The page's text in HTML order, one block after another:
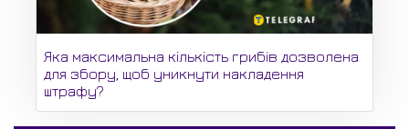
Яка максимальна кількість грибів дозволена
для збору, щоб уникнути накладення
штрафу?